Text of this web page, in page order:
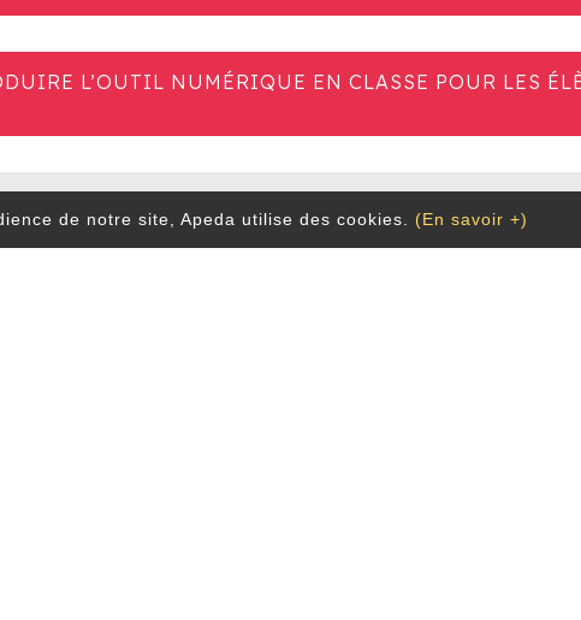
L’OUTIL NUMÉRIQUE EN CLASSE POUR LES
de notre site, Apeda utilise des cookies. (En savoir +)